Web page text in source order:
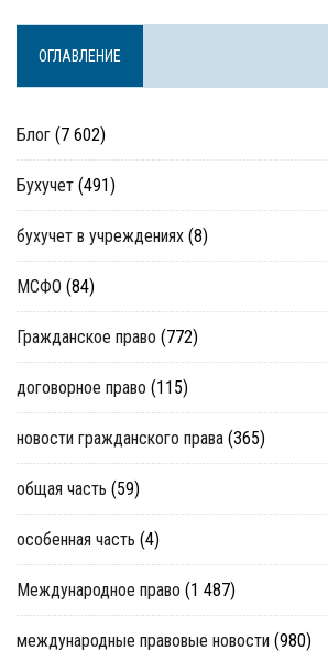
ОГЛАВЛЕНИЕ
Блог (7 602)
Бухучет (491)
бухучет в учреждениях (8)
МСФО (84)
Гражданское право (772)
договорное право (115)
новости гражданского права (365)
общая часть (59)
особенная часть (4)
Международное право (1 487)
международные правовые новости (980)